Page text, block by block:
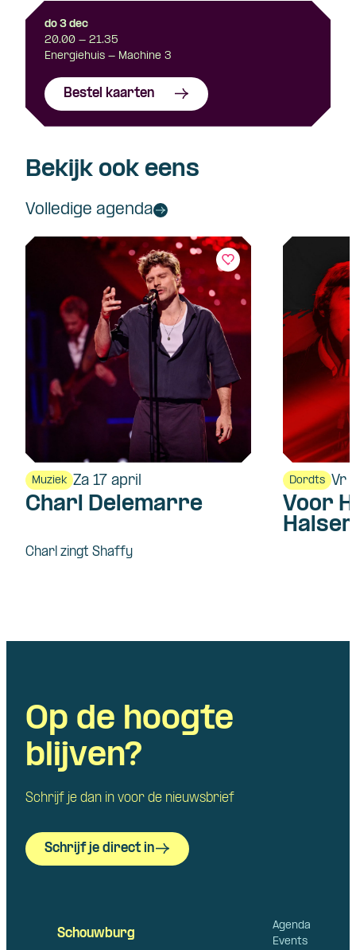
do 3 dec
20.00 - 21.35
Energiehuis - Machine 3
Bestel kaarten
Bekijk ook eens
Volledige agenda
Muziek Za 17 april
Charl Delemarre
Charl zingt Shaffy
Dordts Vr
Voor
Op de hoogte
blijven?
Schrijf je dan in voor de nieuwsbrief
Schrijf je direct in
Agenda
Events
Schouwburg